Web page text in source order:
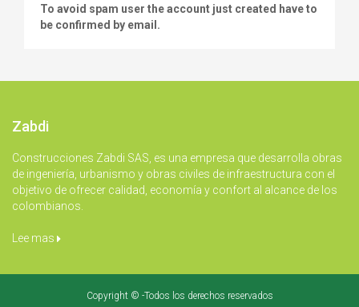
To avoid spam user the account just created have to
be confirmed by email.
Zabdi
Construcciones Zabdi SAS, es una empresa que desarrolla obras
de ingeniería, urbanismo y obras civiles de infraestructura con el
objetivo de ofrecer calidad, economía y confort al alcance de los
colombianos.
Lee mas
Copyright © -Todos los derechos reservados